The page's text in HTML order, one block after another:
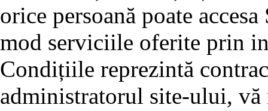
orice persoană poate
mod serviciile oferite prin
Condițiile reprezintă
administratorul site-ului,